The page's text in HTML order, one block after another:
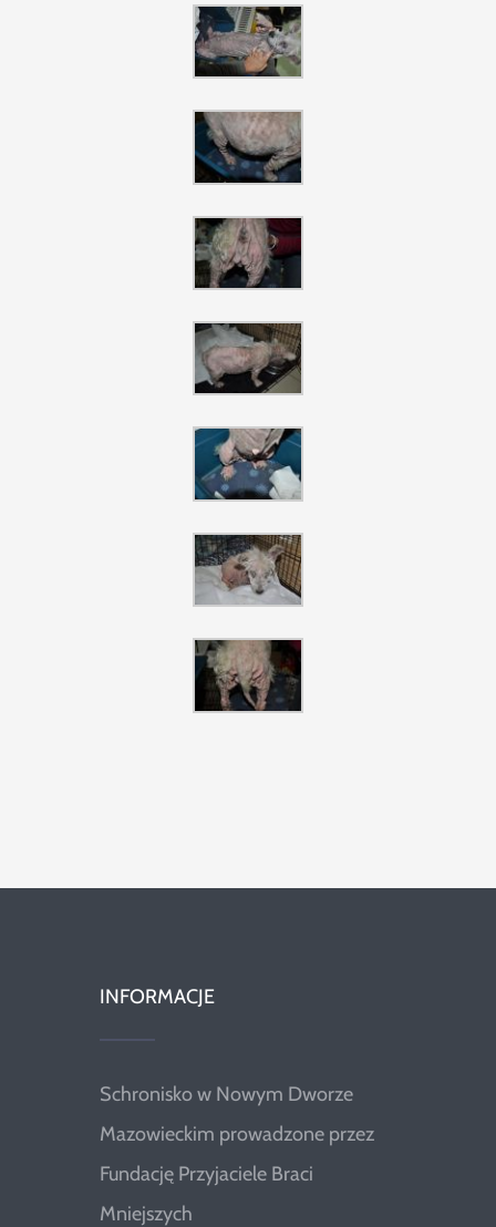
INFORMACJE
Schronisko w Nowym Dworze
Mazowieckim prowadzone przez
Fundację Przyjaciele Braci
Mniejszych